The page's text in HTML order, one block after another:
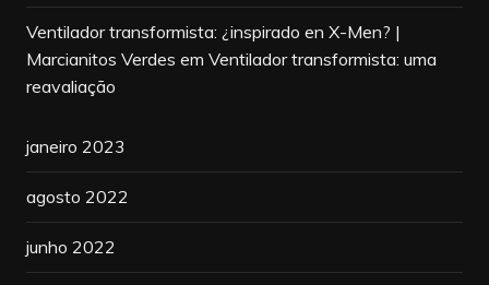
Ventilador transformista: ¿inspirado en X-Men? |
Marcianitos Verdes em Ventilador transformista: uma
reavaliação
janeiro 2023
agosto 2022
junho 2022